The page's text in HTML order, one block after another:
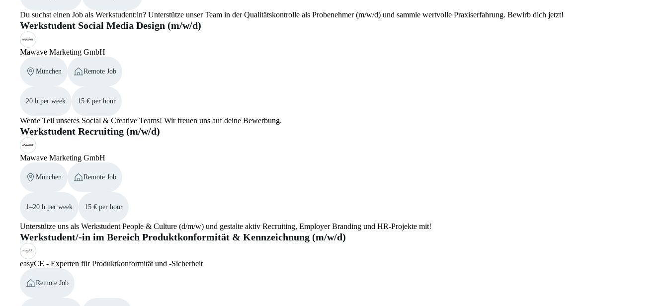
Du suchst einen Job als Werkstudent:in? Unterstütze unser Team in der Qualitätskontrolle als Probenehmer (m/w/d) und sammle wertvolle Praxiserfahrung. Bewirb dich jetzt!
Werkstudent Social Media Design (m/w/d)
Mawave Marketing GmbH
München Remote Job
20 h per week 15 € per hour
Werde Teil unseres Social & Creative Teams! Wir freuen uns auf deine Bewerbung.
Werkstudent Recruiting (m/w/d)
Mawave Marketing GmbH
München Remote Job
1–20 h per week 15 € per hour
Unterstütze uns als Werkstudent People & Culture (d/m/w) und gestalte aktiv Recruiting, Employer Branding und HR-Projekte mit!
Werkstudent/-in im Bereich Produktkonformität & Kennzeichnung (m/w/d)
easyCE - Experten für Produktkonformität und -Sicherheit
Remote Job